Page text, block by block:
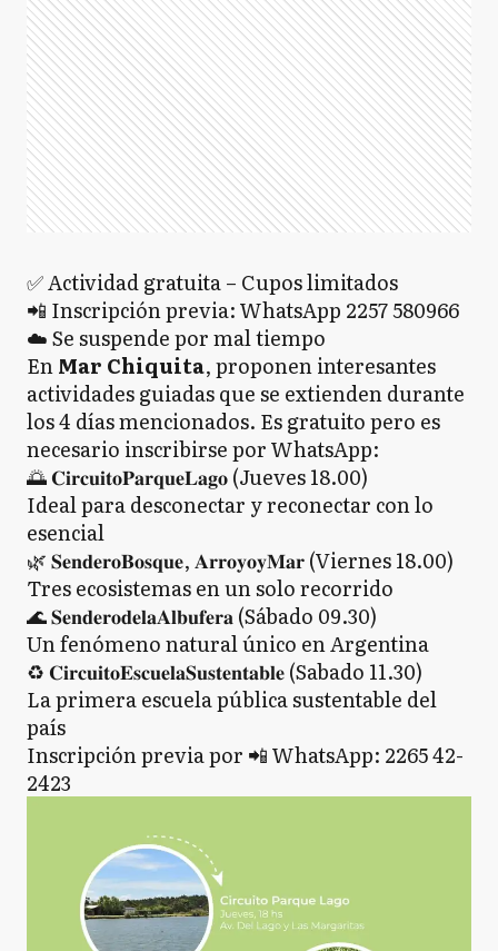
✅ Actividad gratuita – Cupos limitados
📲 Inscripción previa: WhatsApp 2257 580966
☁️ Se suspende por mal tiempo
EnMar Chiquita, proponen interesantes
actividades guiadas que se extienden durante
los 4 días mencionados. Es gratuito pero es
necesario inscribirse por WhatsApp:
🌅 𝐂𝐢𝐫𝐜𝐮𝐢𝐭𝐨𝐏𝐚𝐫𝐪𝐮𝐞𝐋𝐚𝐠𝐨 (Jueves 18.00)
Ideal para desconectar y reconectar con lo
esencial
🌿 𝐒𝐞𝐧𝐝𝐞𝐫𝐨𝐁𝐨𝐬𝐪𝐮𝐞, 𝐀𝐫𝐫𝐨𝐲𝐨𝐲𝐌𝐚𝐫 (Viernes 18.00)
Tres ecosistemas en un solo recorrido
🌊 𝐒𝐞𝐧𝐝𝐞𝐫𝐨𝐝𝐞𝐥𝐚𝐀𝐥𝐛𝐮𝐟𝐞𝐫𝐚 (Sábado 09.30)
Un fenómeno natural único en Argentina
♻️ 𝐂𝐢𝐫𝐜𝐮𝐢𝐭𝐨𝐄𝐬𝐜𝐮𝐞𝐥𝐚𝐒𝐮𝐬𝐭𝐞𝐧𝐭𝐚𝐛𝐥𝐞 (Sabado 11.30)
La primera escuela pública sustentable del
país
Inscripción previa por 📲 WhatsApp: 2265 42-
2423